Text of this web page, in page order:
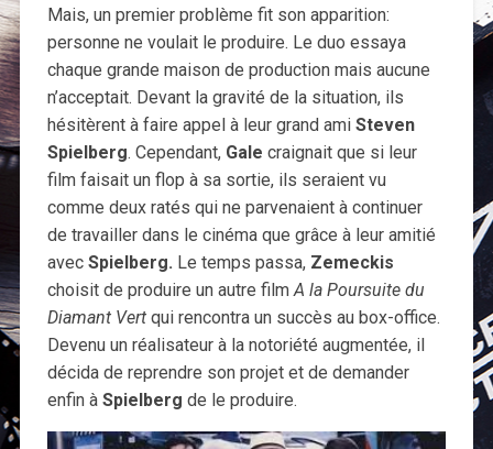
Mais, un premier problème fit son apparition:
personne ne voulait le produire. Le duo essaya
chaque grande maison de production mais aucune
n’acceptait. Devant la gravité de la situation, ils
hésitèrent à faire appel à leur grand amiSteven
Spielberg. Cependant,Gale craignait que si leur
film faisait un flop à sa sortie, ils seraient vu
comme deux ratés qui ne parvenaient à continuer
de travailler dans le cinéma que grâce à leur amitié
avec Spielberg. Le temps passa, Zemeckis
choisit de produire un autre film A la Poursuite du
Diamant Vertqui rencontra un succès au box-office.
Devenu un réalisateur à la notoriété augmentée, il
décida de reprendre son projet et de demander
enfin à Spielberg de le produire.